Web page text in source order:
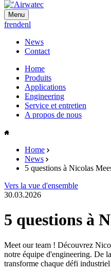
Menu
frendenl
News
Contact
Home
Produits
Applications
Engineering
Service et entretien
A propos de nous
Home
News
5 questions à Nicolas
Vers la vue d'ensemble
30.03.2026
5 questions à
Meet our team ! Découvrez
notre équipe d'engineering. De
transforme chaque défi